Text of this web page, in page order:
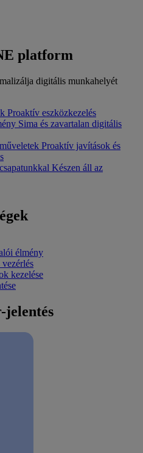
platform
digitális munkahelyét
Proaktív eszközkezelés
Sima és zavartalan digitális
Proaktív javítások és
Készen áll az
élmény
kezelése
jelentés